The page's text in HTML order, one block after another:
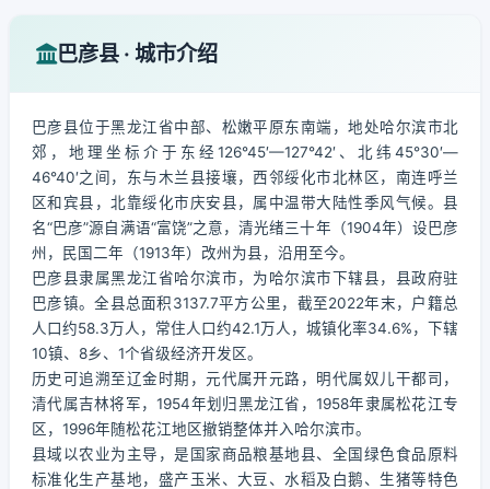
巴彦县 · 城市介绍
巴彦县位于黑龙江省中部、松嫩平原东南端，地处哈尔滨市北
郊，地理坐标介于东经126°45′—127°42′、北纬45°30′—
46°40′之间，东与木兰县接壤，西邻绥化市北林区，南连呼兰
区和宾县，北靠绥化市庆安县，属中温带大陆性季风气候。县
名“巴彦”源自满语“富饶”之意，清光绪三十年（1904年）设巴彦
州，民国二年（1913年）改州为县，沿用至今。
巴彦县隶属黑龙江省哈尔滨市，为哈尔滨市下辖县，县政府驻
巴彦镇。全县总面积3137.7平方公里，截至2022年末，户籍总
人口约58.3万人，常住人口约42.1万人，城镇化率34.6%，下辖
10镇、8乡、1个省级经济开发区。
历史可追溯至辽金时期，元代属开元路，明代属奴儿干都司，
清代属吉林将军，1954年划归黑龙江省，1958年隶属松花江专
区，1996年随松花江地区撤销整体并入哈尔滨市。
县域以农业为主导，是国家商品粮基地县、全国绿色食品原料
标准化生产基地，盛产玉米、大豆、水稻及白鹅、生猪等特色